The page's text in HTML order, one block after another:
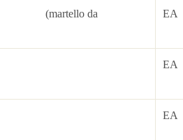
da
EA
EA
EA